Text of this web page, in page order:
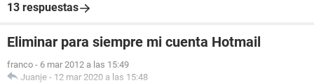
13 respuestas
Eliminar para siempre mi cuenta Hotmail
franco - 6 mar 2012 a las 15:49
Juanje - 12 mar 2020 a las 15:48